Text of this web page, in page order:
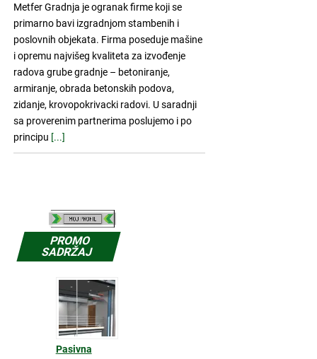
Metfer Gradnja je ogranak firme koji se
primarno bavi izgradnjom stambenih i
poslovnih objekata. Firma poseduje mašine
i opremu najvišeg kvaliteta za izvođenje
radova grube gradnje – betoniranje,
armiranje, obrada betonskih podova,
zidanje, krovopokrivacki radovi. U saradnji
sa proverenim partnerima poslujemo i po
principu [...]
PROMO
SADRŽAJ
Pasivna